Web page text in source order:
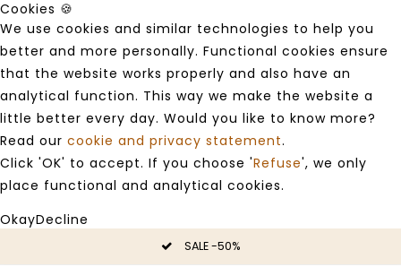
Cookies 🍪
We use cookies and similar technologies to help you
better and more personally. Functional cookies ensure
that the website works properly and also have an
analytical function. This way we make the website a
little better every day. Would you like to know more?
Read our cookie and privacy statement.
Click 'OK' to accept. If you choose 'Refuse', we only
place functional and analytical cookies.
OkayDecline
SALE -50%